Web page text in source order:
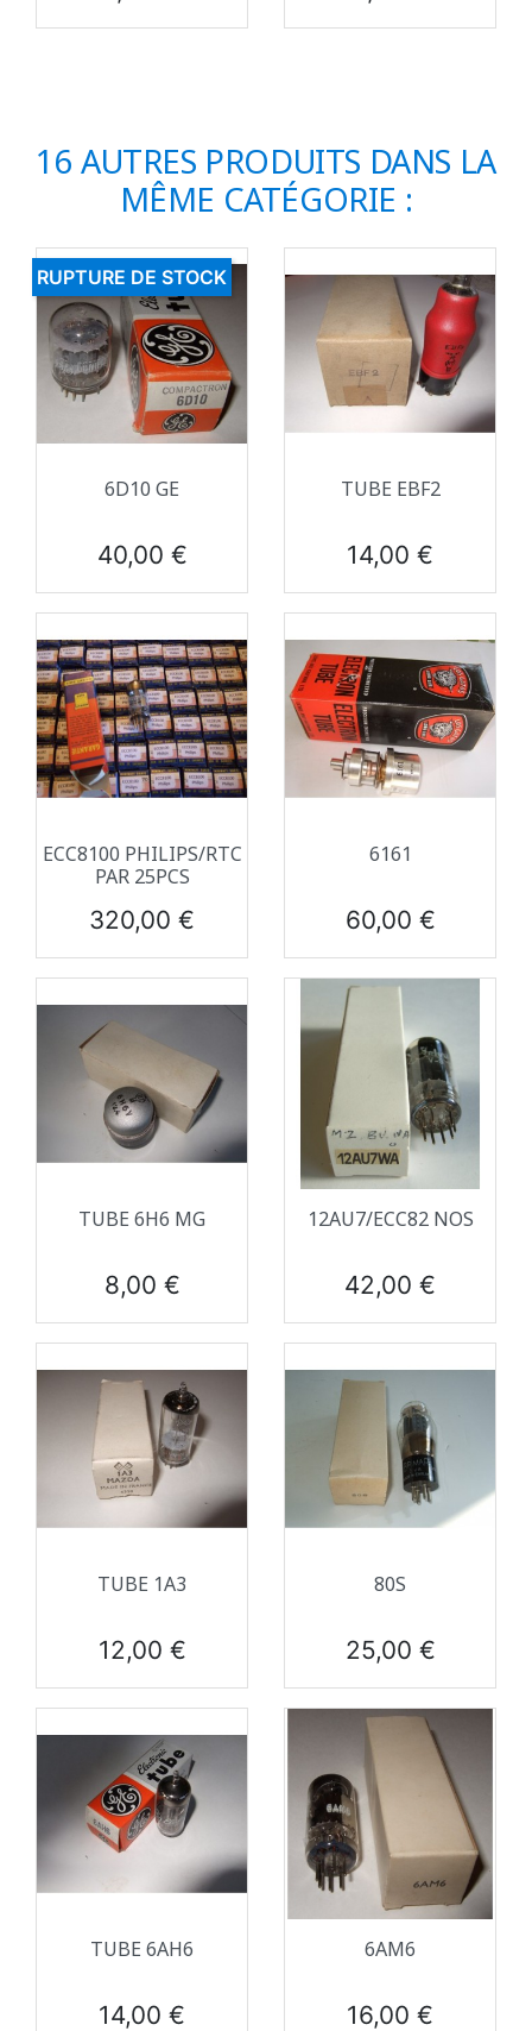
16 AUTRES PRODUITS DANS LA
MÊME CATÉGORIE :
6D10 GE
Prix
40,00 €
RUPTURE DE STOCK
TUBE EBF2
Prix
14,00 €
ECC8100 PHILIPS/RTC
PAR 25PCS
Prix
320,00 €
6161
Prix
60,00 €
TUBE 6H6 MG
Prix
8,00 €
12AU7/ECC82 NOS
Prix
42,00 €
TUBE 1A3
Prix
12,00 €
80S
Prix
25,00 €
TUBE 6AH6
Prix
14,00 €
6AM6
Prix
16,00 €